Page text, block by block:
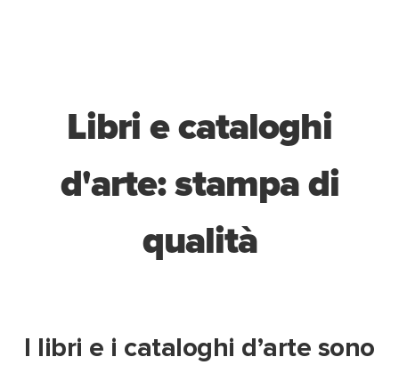
Libri e cataloghi
d'arte: stampa di
qualità
I libri e i cataloghi d’arte sono